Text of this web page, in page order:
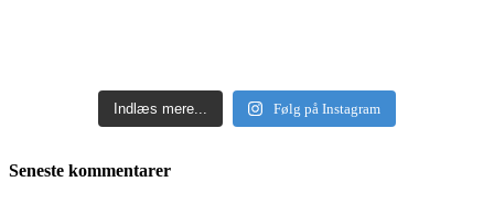
Indlæs mere... Følg på Instagram
Seneste kommentarer